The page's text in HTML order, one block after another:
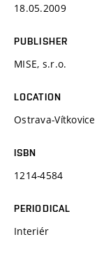
18.05.2009
PUBLISHER
MISE, s.r.o.
LOCATION
Ostrava-Vítkovice
ISBN
1214-4584
PERIODICAL
Interiér